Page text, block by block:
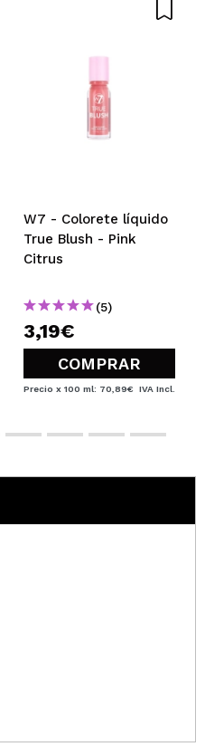
W7 - Colorete líquido
True Blush - Pink
Citrus
(5)
3,19€
COMPRAR
Precio x 100 ml: 70,89€ IVA Incl.